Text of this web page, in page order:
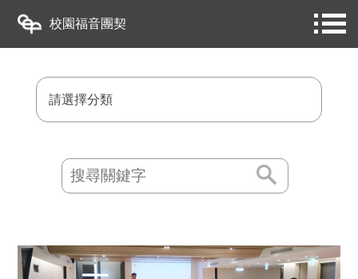
校園福音團契
請選擇分類